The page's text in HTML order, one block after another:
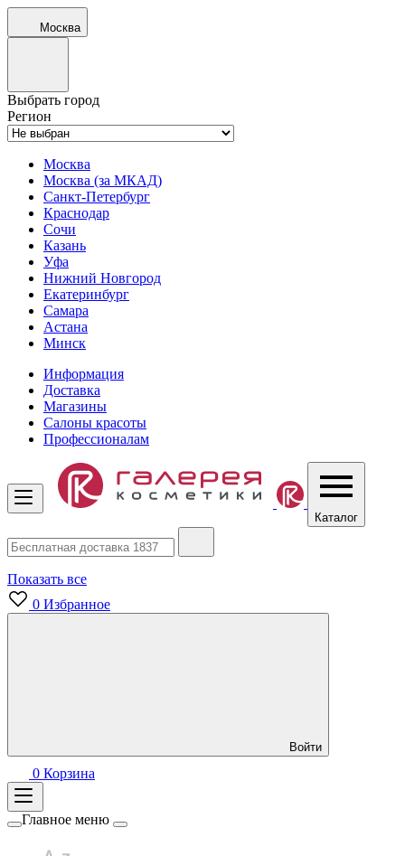
Москва
Выбрать город
Регион
Москва
Москва (за МКАД)
Санкт-Петербург
Краснодар
Сочи
Казань
Уфа
Нижний Новгород
Екатеринбург
Самара
Астана
Минск
Информация
Доставка
Магазины
Салоны красоты
Профессионалам
Каталог
Показать все
0 Избранное
Войти
0 Корзина
Главное меню